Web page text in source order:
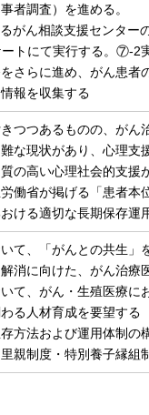
者調査）を進める。
がん相談支援センター
トにて実行する。⑦-2
さらに進め、がん患
報を収集する
つつあるものの、が
な現状があり、心理
の高い心理社会的支
働省が掲げる「患者
ける適切な長期保存運
て、「がんとの共生
消に向けた、がん治
て、がん・生殖医療
る人材育成を要望する
方法および運用体制の
親制度・特別養子縁組